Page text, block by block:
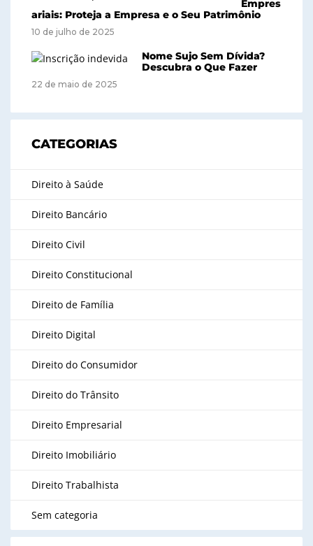
Empres
ariais: Proteja a Empresa e o Seu Patrimônio
10 de julho de 2025
Nome Sujo Sem Dívida?
Descubra o Que Fazer
22 de maio de 2025
CATEGORIAS
Direito à Saúde
Direito Bancário
Direito Civil
Direito Constitucional
Direito de Família
Direito Digital
Direito do Consumidor
Direito do Trânsito
Direito Empresarial
Direito Imobiliário
Direito Trabalhista
Sem categoria